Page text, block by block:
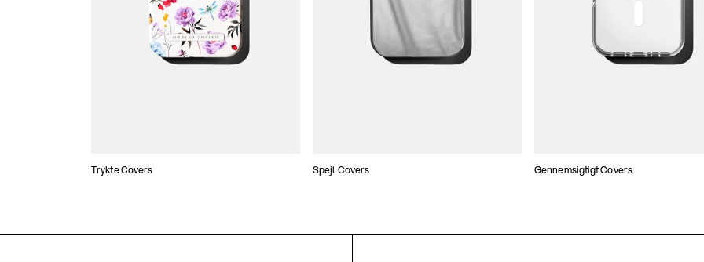
Trykte Covers Spejl Covers Gennemsigtigt Covers